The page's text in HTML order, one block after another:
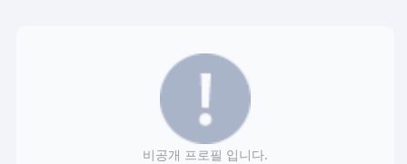
비공개 프로필 입니다.